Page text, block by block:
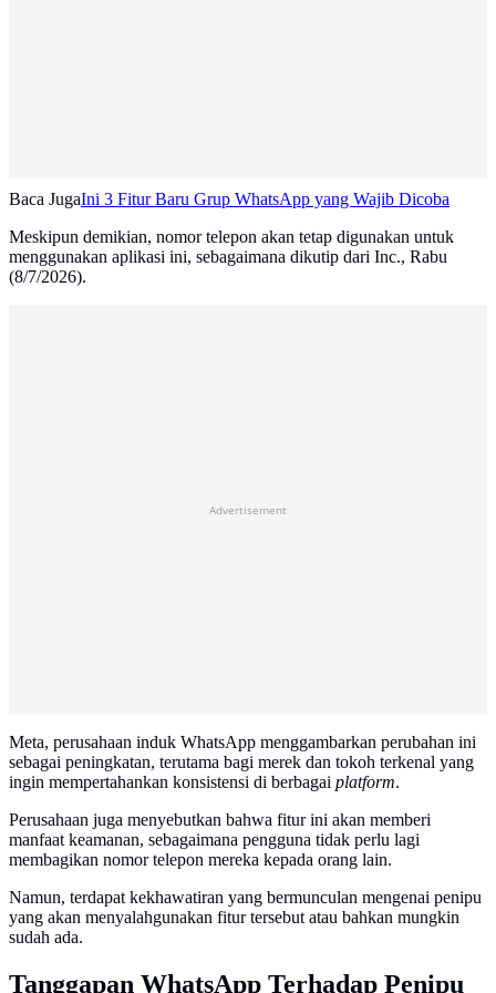
Baca JugaIni 3 Fitur Baru Grup WhatsApp yang Wajib Dicoba
Meskipun demikian, nomor telepon akan tetap digunakan untuk
menggunakan aplikasi ini, sebagaimana dikutip dari Inc., Rabu
(8/7/2026).
Advertisement
Meta, perusahaan induk WhatsApp menggambarkan perubahan ini
sebagai peningkatan, terutama bagi merek dan tokoh terkenal yang
ingin mempertahankan konsistensi di berbagai platform.
Perusahaan juga menyebutkan bahwa fitur ini akan memberi
manfaat keamanan, sebagaimana pengguna tidak perlu lagi
membagikan nomor telepon mereka kepada orang lain.
Namun, terdapat kekhawatiran yang bermunculan mengenai penipu
yang akan menyalahgunakan fitur tersebut atau bahkan mungkin
sudah ada.
Tanggapan WhatsApp Terhadap Penipu